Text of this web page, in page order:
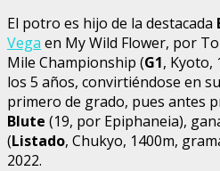
El potro es hijo de la destacada
Vega en My Wild Flower, por
Mile Championship (G1, Kyoto,
los 5 años, convirtiéndose en su
primero de grado, pues antes
Blute (19, por Epiphaneia),
(Listado, Chukyo, 1400m,
2022.